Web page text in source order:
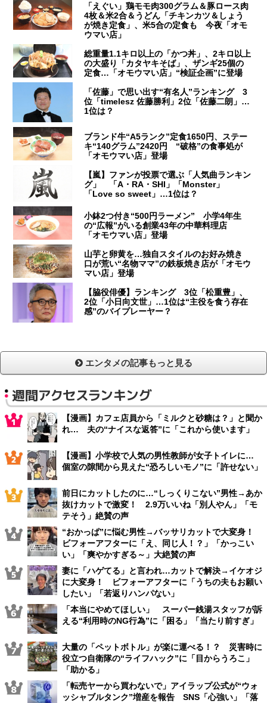
「えぐい」鶏モモ肉300グラム＆豚ロース肉
4枚＆米2合＆うどん「チキンカツ＆しょう
が焼き定食」、米5合の定食も 今夜「オモ
ウマい店」
総重量1.1キロ以上の「かつ丼」、2キロ以上
の大盛り「カタヤキそば」、ザンギ25個の
定食…「オモウマい店」“検証企画”に登場
「佐藤」で思い出す“有名人”ランキング 3
位「timelesz 佐藤勝利」2位「佐藤二朗」…
1位は？
ブランド牛“A5ランク”定食1650円、ステー
キ“140グラム”2420円 “破格”の食事処が
「オモウマい店」登場
【嵐】ファンが投票で選ぶ「人気曲ランキン
グ」 「A・RA・SHI」「Monster」
「Love so sweet」…1位は？
小鉢2つ付き“500円ラーメン” 小学4年生
の“広報”がいる創業43年の中華料理店
「オモウマい店」登場
山芋と卵黄を…独自スタイルのお好み焼き
口が荒い“名物ママ”の鉄板焼き店が「オモウ
マい店」登場
【脇役俳優】ランキング 3位「松重豊」、
2位「小日向文世」…1位は“主役を食う存在
感”のバイプレーヤー？
エンタメの記事もっと見る
週間アクセスランキング
【漫画】カフェ店員から「ミルクと砂糖は？」と聞か
れ… 夫の“ナイスな返答”に「これから使います」
【漫画】小学校で人気の男性教師が女子トイレに…
個室の隙間から見えた“恐ろしいモノ”に「許せない」
前日にカットしたのに…“しっくりこない”男性→あか
抜けカットで激変！ 2.9万いいね「別人やん」「モ
テそう」絶賛の声
“おかっぱ”に悩む男性→バッサリカットで大変身！
ビフォーアフターに「え、同じ人！？」「かっこい
い」「爽やかすぎる～」大絶賛の声
妻に「ハゲてる」と言われ…カットで解決→イケオジ
に大変身！ ビフォーアフターに「うちの夫もお願い
したい」「若返りハンパない」
「本当にやめてほしい」 スーパー銭湯スタッフが訴
える“利用時のNG行為”に「困る」「当たり前すぎ」
大量の「ペットボトル」が楽に運べる！？ 災害時に
役立つ自衛隊の“ライフハック”に「目からうろこ」
「助かる」
「転売ヤーから買わないで」アイラップ公式が“ウォ
ッシャブルタンク”増産を報告 SNS「心強い」「落